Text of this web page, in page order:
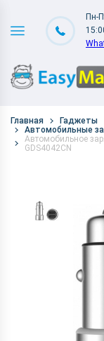
Пн-
Главная Гаджеты
Автомобильные
Автомобильное
GDS4042CN